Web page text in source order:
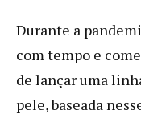
Durante a
com tempo e
de lançar uma
pele, baseada